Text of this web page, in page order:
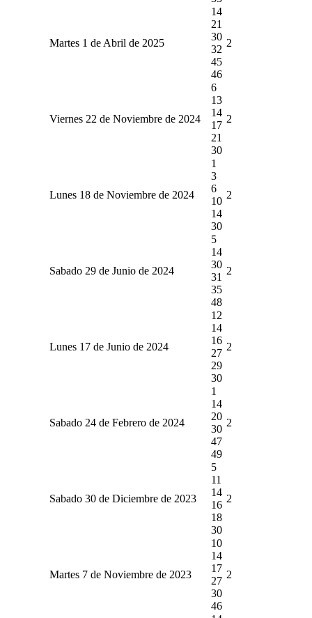
Martes 1 de Abril de 2025
14
21
30
32
45
46
2
Viernes 22 de Noviembre de 2024
6
13
14
17
21
30
2
Lunes 18 de Noviembre de 2024
1
3
6
10
14
30
2
Sabado 29 de Junio de 2024
5
14
30
31
35
48
2
Lunes 17 de Junio de 2024
12
14
16
27
29
30
2
Sabado 24 de Febrero de 2024
1
14
20
30
47
49
2
Sabado 30 de Diciembre de 2023
5
11
14
16
18
30
2
Martes 7 de Noviembre de 2023
10
14
17
27
30
46
2